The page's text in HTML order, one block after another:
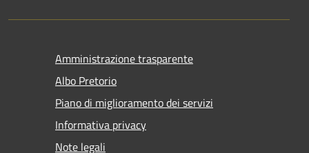
Amministrazione trasparente
Albo Pretorio
Piano di miglioramento dei servizi
Informativa privacy
Note legali